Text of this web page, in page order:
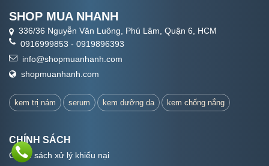
SHOP MUA NHANH
336/36 Nguyễn Văn Luông, Phú Lâm, Quận 6, HCM
0916999853 - 0919896393
info@shopmuanhanh.com
shopmuanhanh.com
kem trị nám serum kem dưỡng da kem chống nắng
CHÍNH SÁCH
Chính sách xử lý khiếu nại